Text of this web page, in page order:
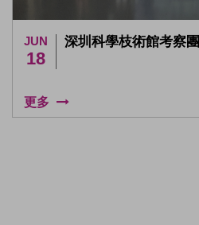
JUN
18
深圳科學枝術館考察團
更多